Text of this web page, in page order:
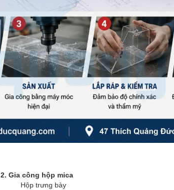
2. Gia công hộp mica
Hộp trưng bày